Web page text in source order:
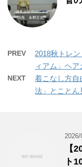
PREV
2018秋トレ
ィアム」ヘ
NEXT
着こなし方
法」とことん
2026/
【
ト